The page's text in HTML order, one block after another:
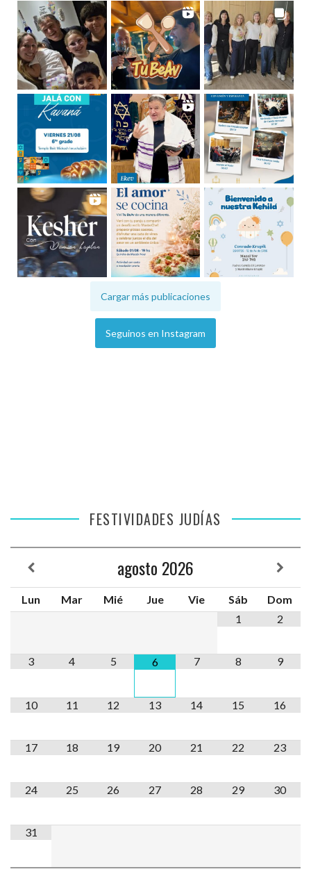
Cargar más publicaciones
Seguinos en Instagram
FESTIVIDADES JUDÍAS
agosto 2026
Lun Mar Mié Jue Vie Sáb
Dom
1
2
3 4 5 6 7 8 9
10 11 12 13 14 15 16
17 18 19 20 21 22 23
24 25 26 27 28 29 30
31